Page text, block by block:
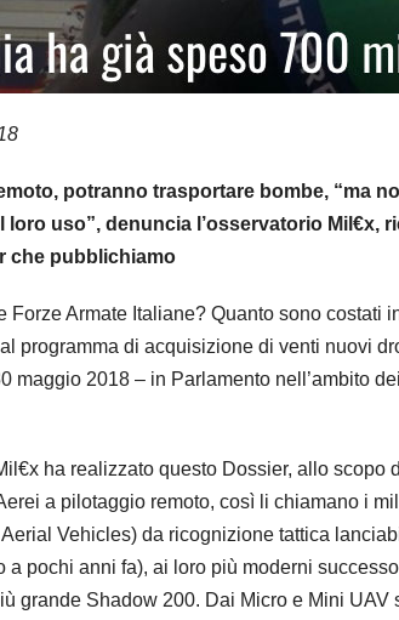
potranno trasportare bombe, “ma
loro uso”, denuncia l’osservatorio Mil€x,
che pubblichiamo
Forze Armate Italiane? Quanto sono costati
programma di acquisizione di venti nuovi
maggio 2018 – in Parlamento nell’ambito
ha realizzato questo Dossier, allo scopo
a pilotaggio remoto, così li chiamano i
Vehicles) da ricognizione tattica
a pochi anni fa), ai loro più moderni
grande Shadow 200. Dai Micro e Mini